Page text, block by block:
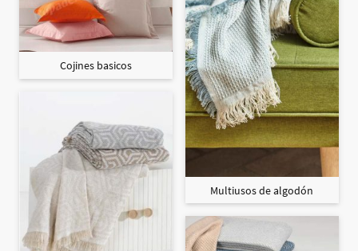
Cojines basicos
Multiusos de algodón